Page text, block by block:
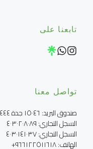
تابعنا على
تواصل معنا